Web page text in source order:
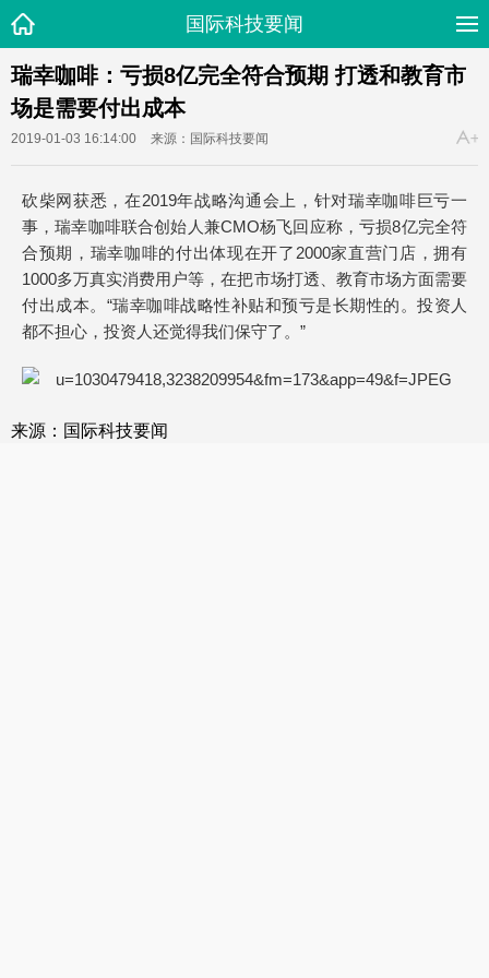
国际科技要闻
瑞幸咖啡：亏损8亿完全符合预期 打透和教育市
场是需要付出成本
2019-01-03 16:14:00 来源：国际科技要闻
砍柴网获悉， 在2019年战略沟通会上， 针对瑞幸咖啡巨亏一
事，瑞幸咖啡联合创始人兼CMO杨飞回应称，亏损8亿完全符
合预期，瑞幸咖啡的付出体现在开了2000家直营门店，拥有
1000多万真实消费用户等，在把市场打透、教育市场方面需要
付出成本。“瑞幸咖啡战略性补贴和预亏是长期性的。投资人
都不担心，投资人还觉得我们保守了。”
来源：国际科技要闻